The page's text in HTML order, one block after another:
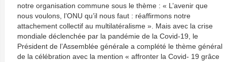
notre organisation commune sous le thème : « L’avenir que
nous voulons, l’ONU qu’il nous faut : réaffirmons notre
attachement collectif au multilatéralisme ». Mais avec la crise
mondiale déclenchée par la pandémie de la Covid-19, le
Président de l’Assemblée générale a complété le thème général
de la célébration avec la mention « affronter la Covid- 19 grâce